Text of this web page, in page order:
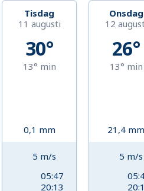
Tisdag
11 augusti
30°
13° min
0,1 mm
5 m/s
05:47
20:13
Onsdag
12
26°
13° min
21,4 mm
5 m/s